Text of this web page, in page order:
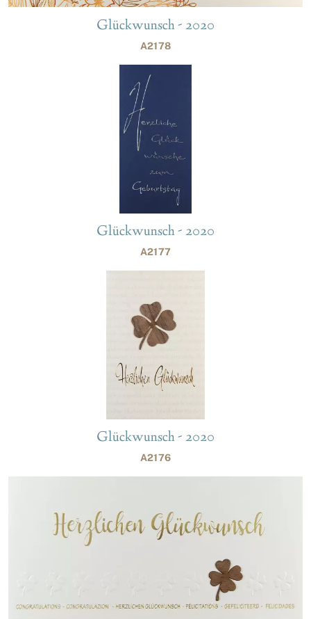
Glückwunsch - 2020
A2178
Glückwunsch - 2020
A2177
Glückwunsch - 2020
A2176